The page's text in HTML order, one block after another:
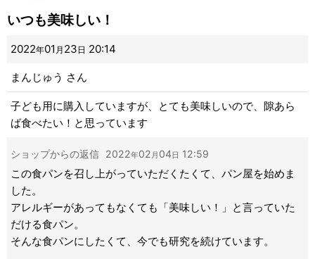
いつも美味しい！
2022年01 月 23 日 20:14
まんじゅう さん
子ども用に購入していますが、とても美味しいので、隙あら
ば食べたい！と思っています
ショップからの返信 2022年02 月 04日 12:59
この食パンを召し上がっていただくたくて、パン屋を始めま
した。
アレルギーがあってもなくても「美味しい！」と言っていた
だける食パン。
そんな食パンにしたくて、今でも研究を続けています。